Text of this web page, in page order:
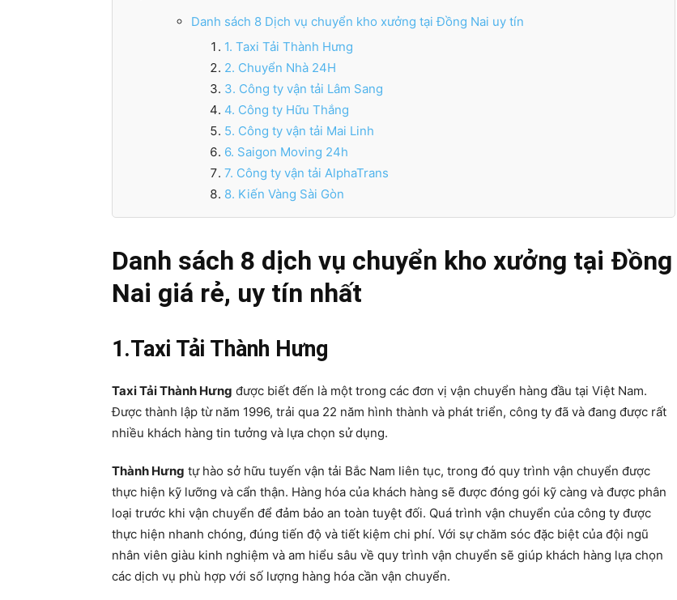
Danh sách 8 Dịch vụ chuyển kho xưởng tại Đồng Nai uy tín
1. Taxi Tải Thành Hưng
2. Chuyển Nhà 24H
3. Công ty vận tải Lâm Sang
4. Công ty Hữu Thắng
5. Công ty vận tải Mai Linh
6. Saigon Moving 24h
7. Công ty vận tải AlphaTrans
8. Kiến Vàng Sài Gòn
Danh sách 8 dịch vụ chuyển kho xưởng tại Đồng
Nai giá rẻ, uy tín nhất
1.Taxi Tải Thành Hưng
Taxi Tải Thành Hưng được biết đến là một trong các đơn vị vận chuyển hàng đầu tại Việt Nam.
Được thành lập từ năm 1996, trải qua 22 năm hình thành và phát triển, công ty đã và đang được rất
nhiều khách hàng tin tưởng và lựa chọn sử dụng.
Thành Hưng tự hào sở hữu tuyến vận tải Bắc Nam liên tục, trong đó quy trình vận chuyển được
thực hiện kỹ lưỡng và cẩn thận. Hàng hóa của khách hàng sẽ được đóng gói kỹ càng và được phân
loại trước khi vận chuyển để đảm bảo an toàn tuyệt đối. Quá trình vận chuyển của công ty được
thực hiện nhanh chóng, đúng tiến độ và tiết kiệm chi phí. Với sự chăm sóc đặc biệt của đội ngũ
nhân viên giàu kinh nghiệm và am hiểu sâu về quy trình vận chuyển sẽ giúp khách hàng lựa chọn
các dịch vụ phù hợp với số lượng hàng hóa cần vận chuyển.